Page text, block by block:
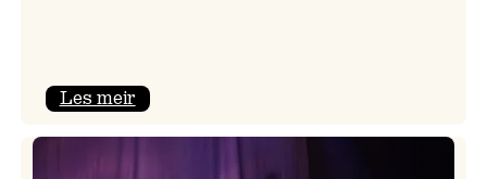
Les meir: